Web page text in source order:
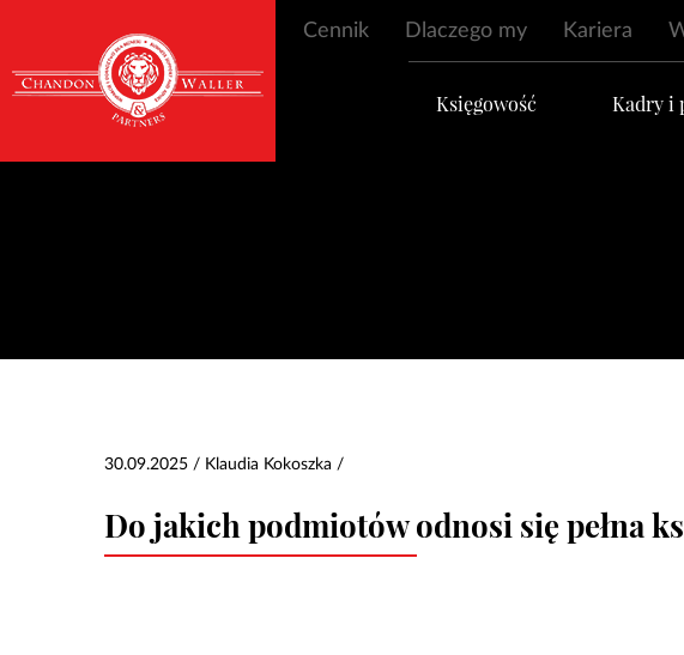
Cennik Dlaczego my Kariera
Księgowość Kadry i
30.09.2025 / Klaudia Kokoszka /
Do jakich podmiotów odnosi się pełna